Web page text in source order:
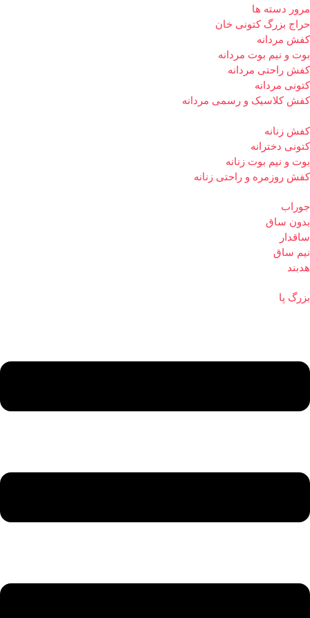
مرور دسته ها
حراج بزرگ کتونی خان
کفش مردانه
بوت و نیم بوت مردانه
کفش راحتی مردانه
کتونی مردانه
کفش کلاسیک و رسمی مردانه
کفش زنانه
کتونی دخترانه
بوت و نیم بوت زنانه
کفش روزمره و راحتی زنانه
جوراب
بدون ساق
ساقدار
نیم ساق
هدبند
بزرگ پا